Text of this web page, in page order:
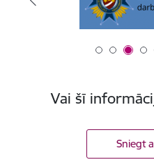
Vai šī
Sniegt